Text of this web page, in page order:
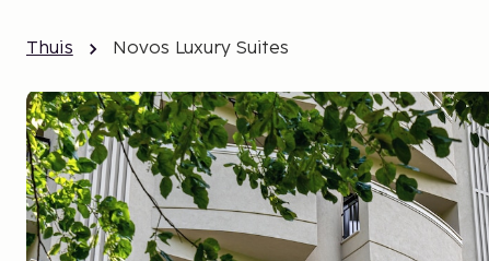
Thuis Novos Luxury Suites